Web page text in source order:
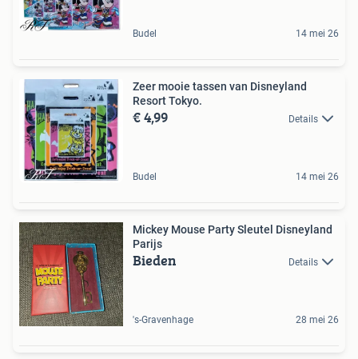
Budel 14 mei 26
Zeer mooie tassen van Disneyland
Resort Tokyo.
€ 4,99 Details
Budel 14 mei 26
Mickey Mouse Party Sleutel Disneyland
Parijs
Bieden Details
's-Gravenhage 28 mei 26